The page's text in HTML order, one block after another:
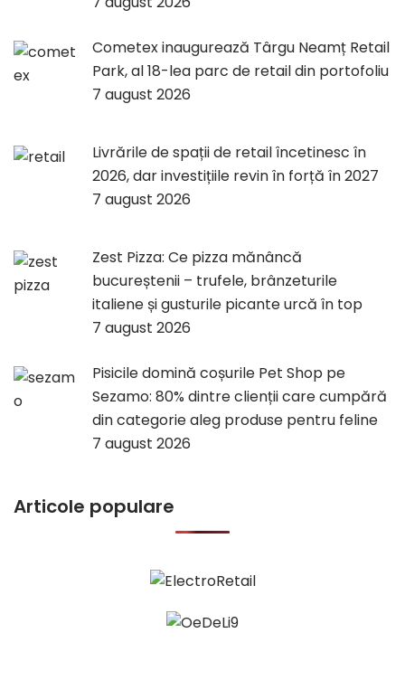
Cometex inaugurează Târgu Neamț Retail
Park, al 18-lea parc de retail din portofoliu
7 august 2026
Livrările de spații de retail încetinesc în
2026, dar investițiile revin în forță în 2027
7 august 2026
Zest Pizza: Ce pizza mănâncă
bucureștenii – trufele, brânzeturile
italiene și gusturile picante urcă în top
7 august 2026
Pisicile domină coșurile Pet Shop pe
Sezamo: 80% dintre clienții care cumpără
din categorie aleg produse pentru feline
7 august 2026
Articole populare